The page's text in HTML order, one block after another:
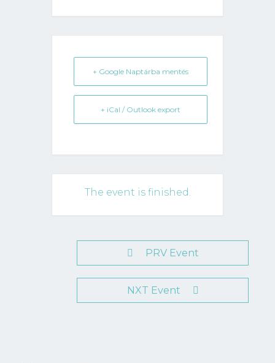
+ Google Naptárba mentés
+ iCal / Outlook export
The event is finished.
PRV Event
NXT Event